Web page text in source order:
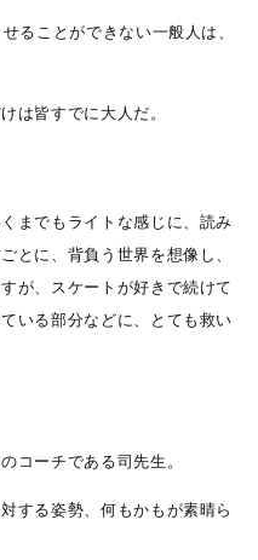
ることができない一般人は、
は皆すでに大人だ。
までもライトな感じに、読み
とに、背負う世界を想像し、
が、スケートが好きで続けて
いる部分などに、とても救い
コーチである司先生。
する姿勢、何もかもが素晴ら